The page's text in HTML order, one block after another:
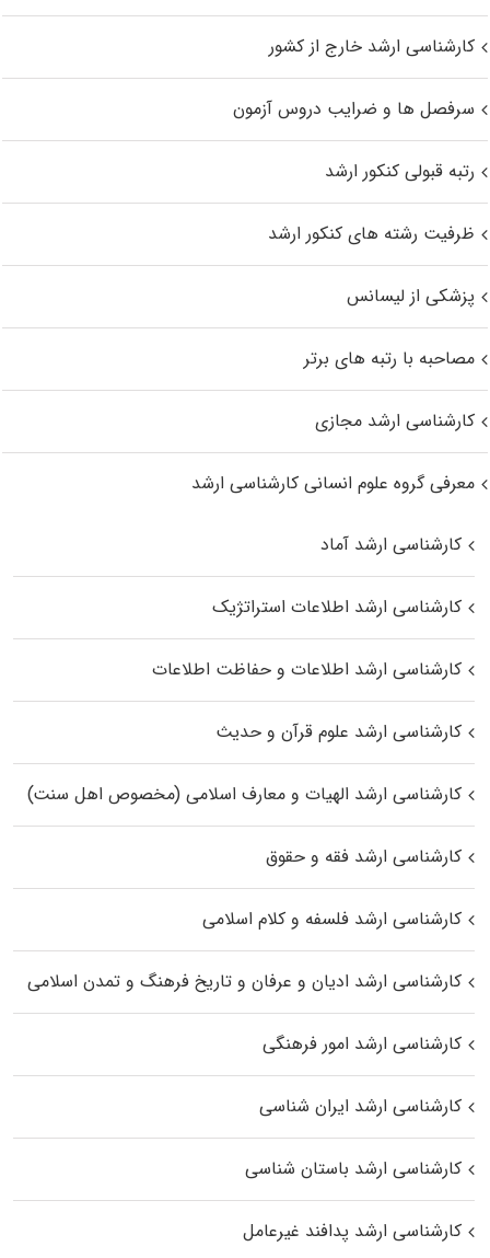
کارشناسی ارشد خارج از کشور
سرفصل ها و ضرایب دروس آزمون
رتبه قبولی کنکور ارشد
ظرفیت رشته های کنکور ارشد
پزشکی از لیسانس
مصاحبه با رتبه های برتر
کارشناسی ارشد مجازی
معرفی گروه علوم انسانی کارشناسی ارشد
کارشناسی ارشد آماد
کارشناسی ارشد اطلاعات استراتژیک
کارشناسی ارشد اطلاعات و حفاظت اطلاعات
کارشناسی ارشد علوم قرآن و حدیث
کارشناسی ارشد الهیات و معارف اسلامی (مخصوص اهل سنت)
کارشناسی ارشد فقه و حقوق
کارشناسی ارشد فلسفه و کلام اسلامی
کارشناسی ارشد ادیان و عرفان و تاریخ فرهنگ و تمدن اسلامی
کارشناسی ارشد امور فرهنگی
کارشناسی ارشد ایران شناسی
کارشناسی ارشد باستان شناسی
کارشناسی ارشد پدافند غیرعامل